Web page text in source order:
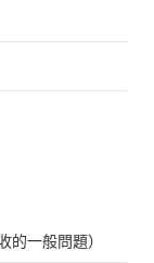
的一般問題）